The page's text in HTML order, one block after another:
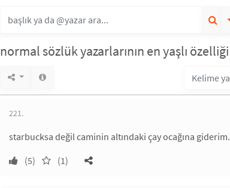
normal sözlük yazarlarının en yaşlı özelliği
221.
starbucksa değil caminin altındaki çay ocağına giderim.
(5)
(1)